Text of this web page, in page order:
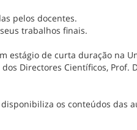
pelos docentes.
trabalhos finais.
estágio de curta duração na
Directores Científicos, Prof.
os conteúdos das